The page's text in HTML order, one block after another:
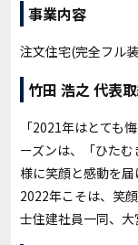
事業内容
注文住宅(完全フル
竹田 浩之 代表
「2021年はとても
ーズンは、「ひた
様に笑顔と感動を
2022年こそは、笑
士住建社員一同、大